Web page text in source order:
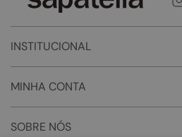
INSTITUCIONAL
MINHA CONTA
SOBRE NÓS